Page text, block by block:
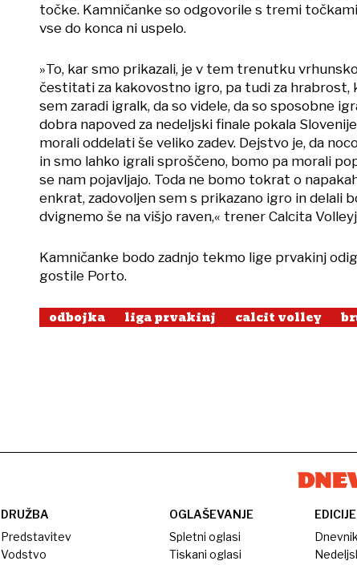
točke. Kamničanke so odgovorile s tremi
vse do konca ni uspelo.
»To, kar smo prikazali, je v tem trenutku
čestitati za kakovostno igro, pa tudi za hrabrost,
sem zaradi igralk, da so videle, da so sposobne
dobra napoved za nedeljski finale pokala
morali oddelati še veliko zadev. Dejstvo je, da
in smo lahko igrali sproščeno, bomo pa morali
se nam pojavljajo. Toda ne bomo tokrat o
enkrat, zadovoljen sem s prikazano igro in delali
dvignemo še na višjo raven,« trener Calcita
Kamničanke bodo zadnjo tekmo lige prvakinj
gostile Porto.
odbojka liga prvakinj calcit volley
DRUŽBA
Predstavitev
Vodstvo
OGLAŠEVANJE
Spletni oglasi
Tiskani oglasi
EDICIJE
Dnevnik